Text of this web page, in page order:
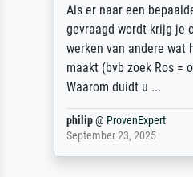
Als er naar een
gevraagd wordt krijg je
werken van andere wat
maakt (bvb zoek Ros =
Waarom duidt u ...
philip@ ProvenExpert
September 23, 2025